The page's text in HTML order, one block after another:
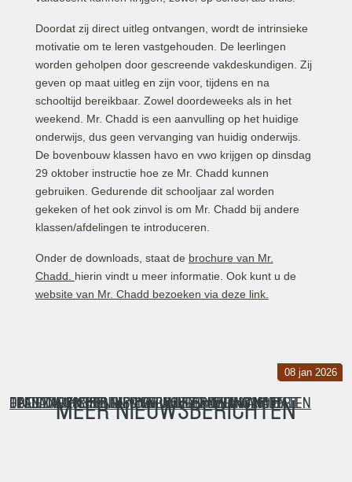
Doordat zij direct uitleg ontvangen, wordt de intrinsieke
motivatie om te leren vastgehouden. De leerlingen
worden geholpen door gescreende vakdeskundigen. Zij
geven op maat uitleg en zijn voor, tijdens en na
schooltijd bereikbaar. Zowel doordeweeks als in het
weekend. Mr. Chadd is een aanvulling op het huidige
onderwijs, dus geen vervanging van huidig onderwijs.
De bovenbouw klassen havo en vwo krijgen op dinsdag
29 oktober instructie hoe ze Mr. Chadd kunnen
gebruiken. Gedurende dit schooljaar zal worden
gekeken of het ook zinvol is om Mr. Chadd bij andere
klassen/afdelingen te introduceren.
Onder de downloads, staat de brochure van Mr.
Chadd. hierin vindt u meer informatie. Ook kunt u de
website van Mr. Chadd bezoeken via deze link.
Meer nieuwsberichten
Deadline inschrijven vervolgopleiding nadert
20 mrt 2026
Eindexamensite.nl voor alle examenkandidaten
06 mrt 2026
Toelatingseisen HBO en Universiteit 2026
08 jan 2026
Open dagen HBO en Universiteit in januari en…
08 jan 2026